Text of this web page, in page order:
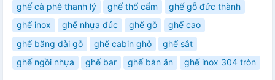
ghế cà phê thanh lý
ghế thổ cẩm
ghế gỗ đức thành
ghế inox
ghế nhựa đúc ghế gỗ
ghế cao
ghế băng dài gỗ
ghế cabin ghỗ
ghế sắt
ghế ngồi nhựa
ghế bar ghế bàn ăn ghế inox 304 tròn